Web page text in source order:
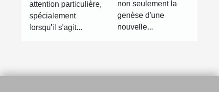
attention particulière,
spécialement
lorsqu'il s'agit...
photographie
non seulement la
genèse d'une
nouvelle...